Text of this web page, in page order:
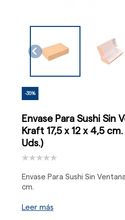
-35%
Envase Para Sushi Sin
Kraft 17,5 x 12 x 4,5
Uds.)
Envase Para Sushi Sin
cm.
Leer más